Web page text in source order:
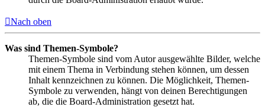
Nach oben
Was sind Themen-Symbole?
Themen-Symbole sind vom Autor ausgewählte Bilder, welche
mit einem Thema in Verbindung stehen können, um dessen
Inhalt kennzeichnen zu können. Die Möglichkeit, Themen-
Symbole zu verwenden, hängt von deinen Berechtigungen
ab, die die Board-Administration gesetzt hat.